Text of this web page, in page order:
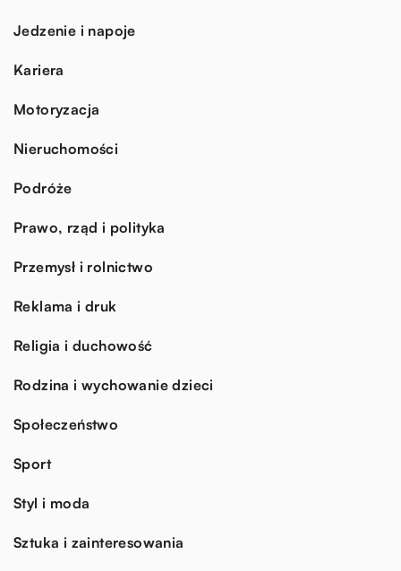
Jedzenie i napoje
Kariera
Motoryzacja
Nieruchomości
Podróże
Prawo, rząd i polityka
Przemysł i rolnictwo
Reklama i druk
Religia i duchowość
Rodzina i wychowanie dzieci
Społeczeństwo
Sport
Styl i moda
Sztuka i zainteresowania